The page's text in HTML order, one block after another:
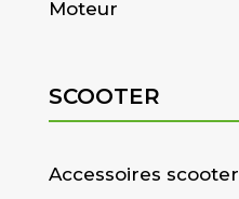
Moteur
SCOOTER
Accessoires scooter